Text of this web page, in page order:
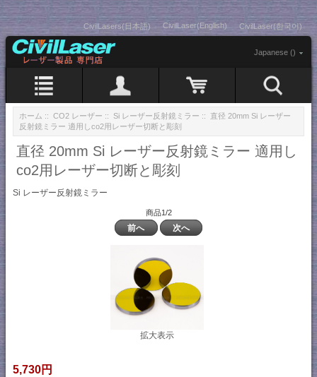
CivilLasers(日本語) CivilLaser(English) CivilLaser(한국어)
Japanese ()
ホーム :: CO2 レーザー :: Si レーザー反射鏡ミラー :: 直径 20mm Si レーザー
反射鏡ミラー 適用しco2用レーザー切断と彫刻
直径 20mm Si レーザー反射鏡ミラー 適用し
co2用レーザー切断と彫刻
Si レーザー反射鏡ミラー
商品1/2
前へ 次へ
拡大表示
5,730円